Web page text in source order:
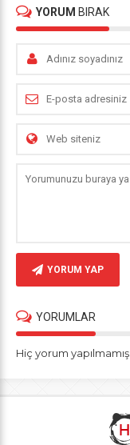
YORUM BIRAK
YORUM YAP
YORUMLAR
Hiç yorum yapılmamış.